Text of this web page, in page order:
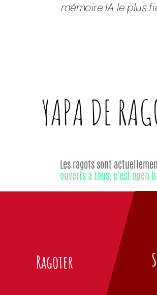
mémoire IA le plus
YAPA DE
Ragoter
Les ragots sont
ouverts à tous, c'est open